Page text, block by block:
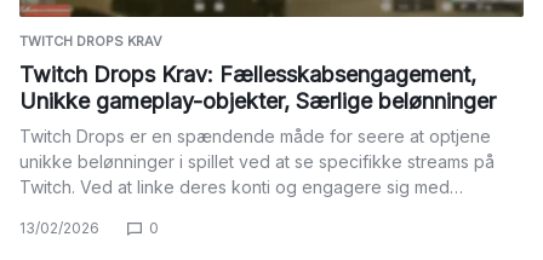
TWITCH DROPS KRAV
Twitch Drops Krav: Fællesskabsengagement,
Unikke gameplay-objekter, Særlige belønninger
Twitch Drops er en spændende måde for seere at optjene
unikke belønninger i spillet ved at se specifikke streams på
Twitch. Ved at linke deres konti og engagere sig med…
13/02/2026 0